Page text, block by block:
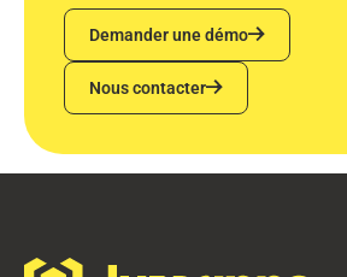
Demander une démo
Demander une démo
Nous contacter
Nous contacter